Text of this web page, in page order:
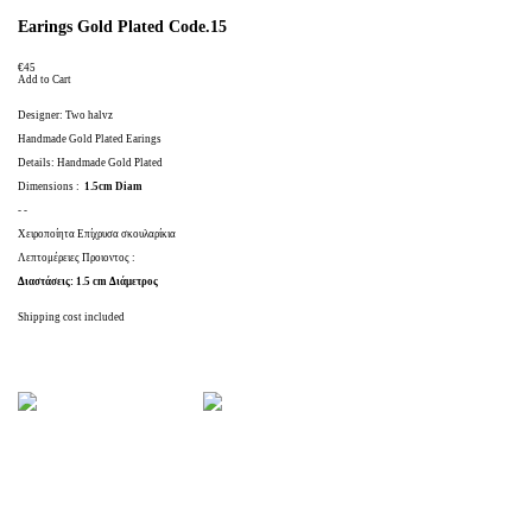
Earings Gold Plated Code.15
€45
Add to Cart
Designer: Two halvz
Handmade Gold Plated Earings
Details: Handmade Gold Plated
Dimensions : 1.5cm Diam
- -
Χειροποίητα Επίχρυσα σκουλαρίκια
Λεπτομέρειες Προιοντος :
Διαστάσεις: 1.5 cm Διάμετρος
Shipping cost included